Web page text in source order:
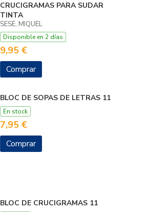
CRUCIGRAMAS PARA SUDAR
TINTA
SESÉ, MIQUEL
Disponible en 2 días
9,95 €
Comprar
BLOC DE SOPAS DE LETRAS 11
En stock
7,95 €
Comprar
BLOC DE CRUCIGRAMAS 11